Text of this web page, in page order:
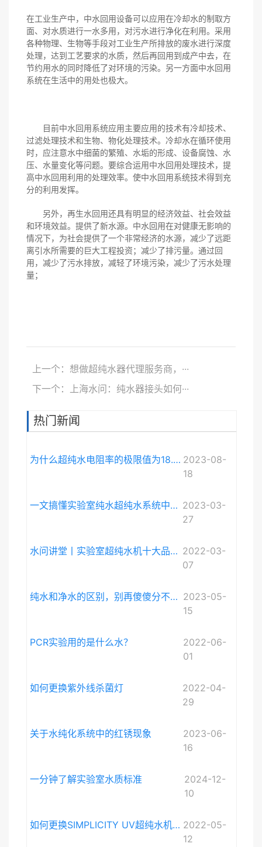
在工业生产中，中水回用设备可以应用在冷却水的制取方
面、对水质进行一水多用，对污水进行净化在利用。采用
各种物理、生物等手段对工业生产所排放的废水进行深度
处理，达到工艺要求的水质，然后再回用到成产中去，在
节约用水的同时降低了对环境的污染。另一方面中水回用
系统在生活中的用处也极大。
目前中水回用系统应用主要应用的技术有冷却技术、
过滤处理技术和生物、物化处理技术。冷却水在循环使用
时，应注意水中细菌的繁殖、水垢的形成、设备腐蚀、水
压、水量变化等问题。要综合运用中水回用处理技术，提
高中水回用利用的处理效率。使中水回用系统技术得到充
分的利用发挥。
另外，再生水回用还具有明显的经济效益、社会效益
和环境效益。提供了新水源。中水回用在对健康无影响的
情况下，为社会提供了一个非常经济的水源，减少了远距
离引水所需要的巨大工程投资；减少了排污量。通过回
用，减少了污水排放，减轻了环境污染，减少了污水处理
量；
上一个：想做超纯水器代理服务商，···
下一个：上海水问：纯水器接头如何···
热门新闻
为什么超纯水电阻率的极限值为18.248MΩ·cm而不是无限大？ 2023-08-
18
一文搞懂实验室纯水超纯水系统中电导率与电阻率的关系 2023-03-
27
水问讲堂丨实验室超纯水机十大品牌排序和详细介绍 2022-03-
07
纯水和净水的区别，别再傻傻分不清啦。 2023-05-
15
PCR实验用的是什么水？
2022-06-
01
如何更换紫外线杀菌灯
2022-04-
29
关于水纯化系统中的红锈现象
2023-06-
16
一分钟了解实验室水质标准
2024-12-
10
如何更换SIMPLICITY UV超纯水机紫外灯 2022-05-
12